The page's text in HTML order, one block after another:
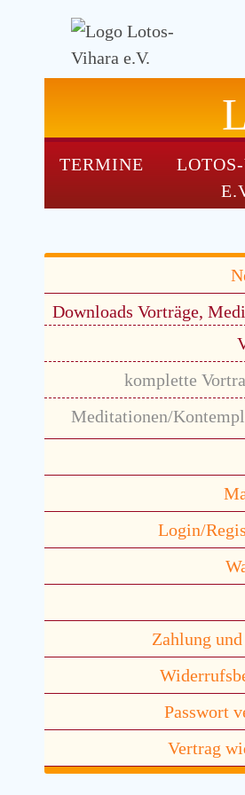
ÜBERSPRINGEN
TERMINE
überspringen
Downloads Vorträge,
komplette
Meditationen/
Login/
Zahlung
Passwort
Vertrag